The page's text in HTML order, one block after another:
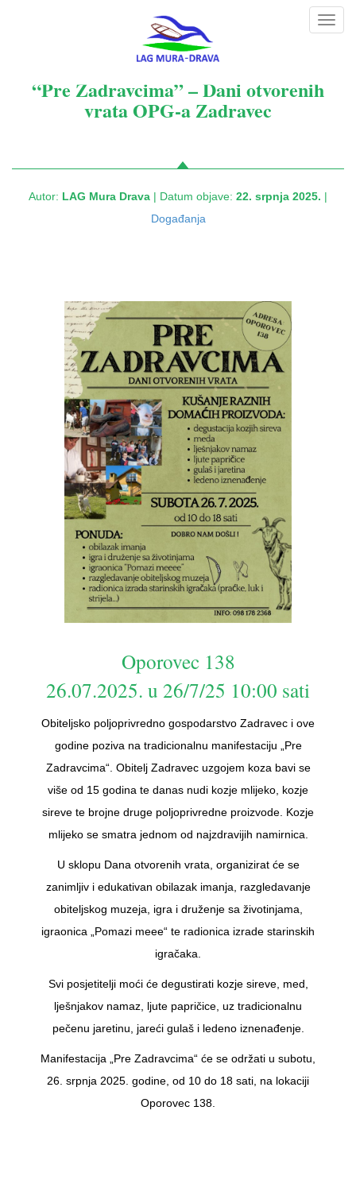
“Pre Zadravcima” – Dani otvorenih
vrata OPG-a Zadravec
Autor: LAG Mura Drava | Datum objave: 22. srpnja 2025. |
Događanja
Oporovec 138
26.07.2025. u 26/7/25 10:00 sati
Obiteljsko poljoprivredno gospodarstvo Zadravec i ove
godine poziva na tradicionalnu manifestaciju „Pre
Zadravcima“. Obitelj Zadravec uzgojem koza bavi se
više od 15 godina te danas nudi kozje mlijeko, kozje
sireve te brojne druge poljoprivredne proizvode. Kozje
mlijeko se smatra jednom od najzdravijih namirnica.
U sklopu Dana otvorenih vrata, organizirat će se
zanimljiv i edukativan obilazak imanja, razgledavanje
obiteljskog muzeja, igra i druženje sa životinjama,
igraonica „Pomazi meee“ te radionica izrade starinskih
igračaka.
Svi posjetitelji moći će degustirati kozje sireve, med,
lješnjakov namaz, ljute papričice, uz tradicionalnu
pečenu jaretinu, jareći gulaš i ledeno iznenađenje.
Manifestacija „Pre Zadravcima“ će se održati u subotu,
26. srpnja 2025. godine, od 10 do 18 sati, na lokaciji
Oporovec 138.